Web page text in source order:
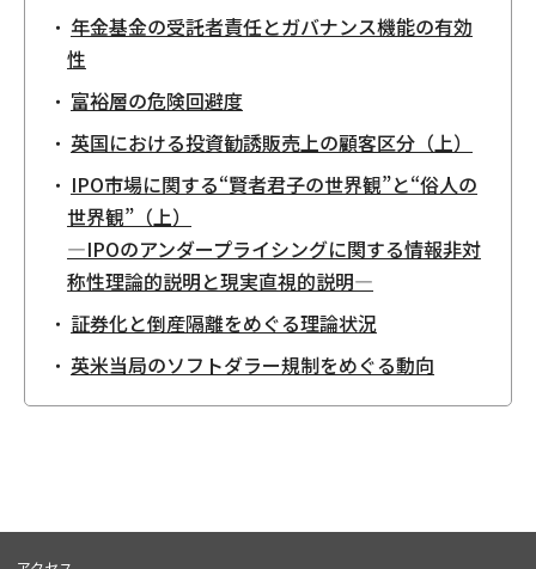
年金基金の受託者責任とガバナンス機能の有効
性
富裕層の危険回避度
英国における投資勧誘販売上の顧客区分（上）
IPO市場に関する“賢者君子の世界観”と“俗人の
世界観”（上）
―IPOのアンダープライシングに関する情報非対
称性理論的説明と現実直視的説明―
証券化と倒産隔離をめぐる理論状況
英米当局のソフトダラー規制をめぐる動向